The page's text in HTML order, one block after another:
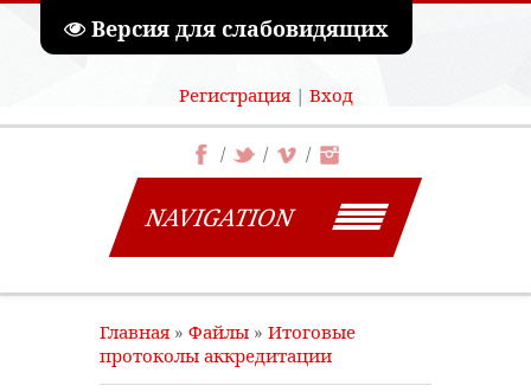
Версия для слабовидящих
Регистрация| Вход
NAVIGATION
Главная» Файлы » Итоговые
протоколы аккредитации